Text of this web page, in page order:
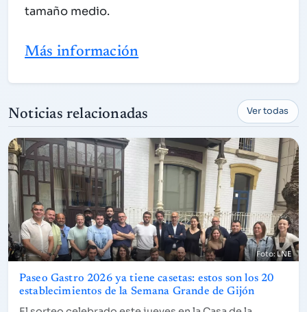
tamaño medio.
Más información
Noticias relacionadas Ver todas
LNE
Paseo Gastro 2026 ya tiene casetas: estos son los 20
establecimientos de la Semana Grande de Gijón